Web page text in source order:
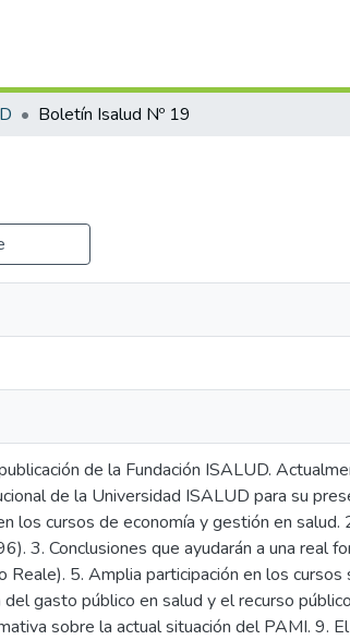
Boletín Isalud Nº 19
de la Fundación ISALUD.
de la Universidad ISALUD para su
los cursos de economía y gestión en salud.
3. Conclusiones que ayudarán a una real
5. Amplia participación en los cursos
gasto público en salud y el recurso
sobre la actual situación del PAMI. 9.